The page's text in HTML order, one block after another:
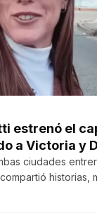
estrenó el
a Victoria y
ciudades
historias,